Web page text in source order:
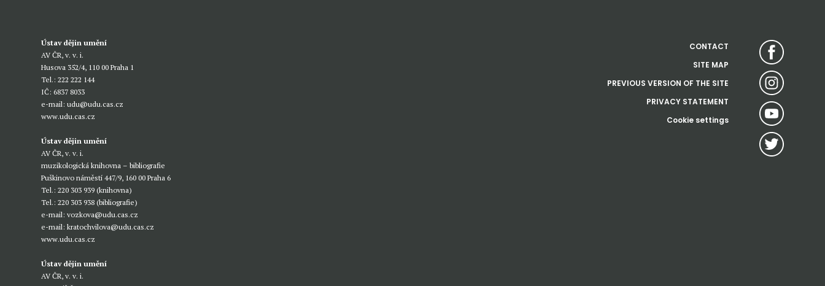
Ústav dějin umění
AV ČR, v. v. i.
Husova 352/4, 110 00 Praha 1
Tel.: 222 222 144
IČ: 6837 8033
e-mail:udu@udu.cas.cz
www.udu.cas.cz
Ústav dějin umění
AV ČR, v. v. i.
muzikologická knihovna – bibliografie
Puškinovo náměstí 447/9, 160 00 Praha 6
Tel.: 220 303 939 (knihovna)
Tel.: 220 303 938 (bibliografie)
e-mail:vozkova@udu.cas.cz
e-mail:kratochvilova@udu.cas.cz
www.udu.cas.cz
Ústav dějin umění
AV ČR, v. v. i.
CONTACT
SITE MAP
PREVIOUS VERSION OF THE SITE
PRIVACY STATEMENT
Cookie settings